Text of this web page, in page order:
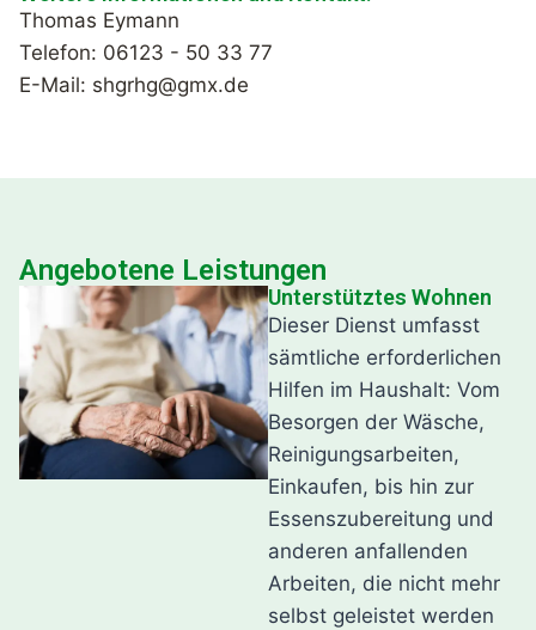
Thomas Eymann
Telefon: 06123 - 50 33 77
E-Mail: shgrhg@gmx.de
Angebotene Leistungen
Unterstütztes Wohnen
Dieser Dienst umfasst
sämtliche erforderlichen
Hilfen im Haushalt: Vom
Besorgen der Wäsche,
Reinigungsarbeiten,
Einkaufen, bis hin zur
Essenszubereitung und
anderen anfallenden
Arbeiten, die nicht mehr
selbst geleistet werden